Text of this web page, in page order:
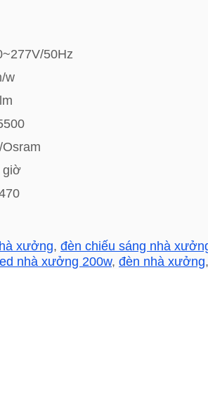
50Hz
w
giờ
xưởng, đèn chiếu sáng nhà
nhà xưởng 200w, đèn nhà xưởng,